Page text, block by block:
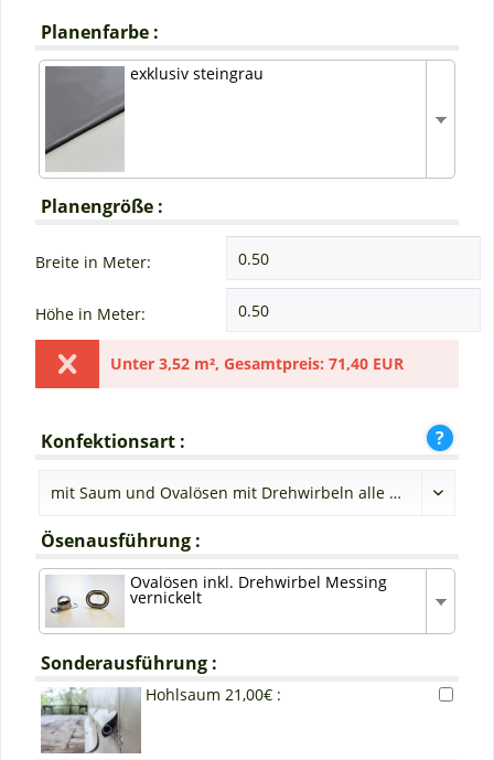
Planenfarbe :
exklusiv steingrau
Planengröße :
Breite in Meter:
Höhe in Meter:
Unter 3,52 m², Gesamtpreis: 71,40 EUR
Konfektionsart :
Ösenausführung :
Ovalösen inkl. Drehwirbel Messing
vernickelt
Sonderausführung :
Hohlsaum 21,00€ :